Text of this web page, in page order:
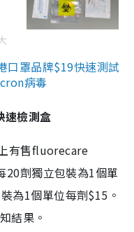
口罩品牌$19快速測試
病毒
檢測盒
有售fluorecare
20劑獨立包裝為1個單
為1個單位每劑$15。
結果。